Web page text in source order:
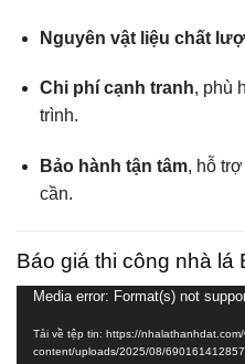
Nguyên vật liệu chất
Chi phí cạnh tranh, phù
trình.
Bảo hành tận tâm, hỗ
cần.
Báo giá thi công nhà lá
Trình
chơi
Video
Media error: Format(s) not
Tải về tệp tin: https://nhalathanhdat.com/
content/uploads/2025/08/